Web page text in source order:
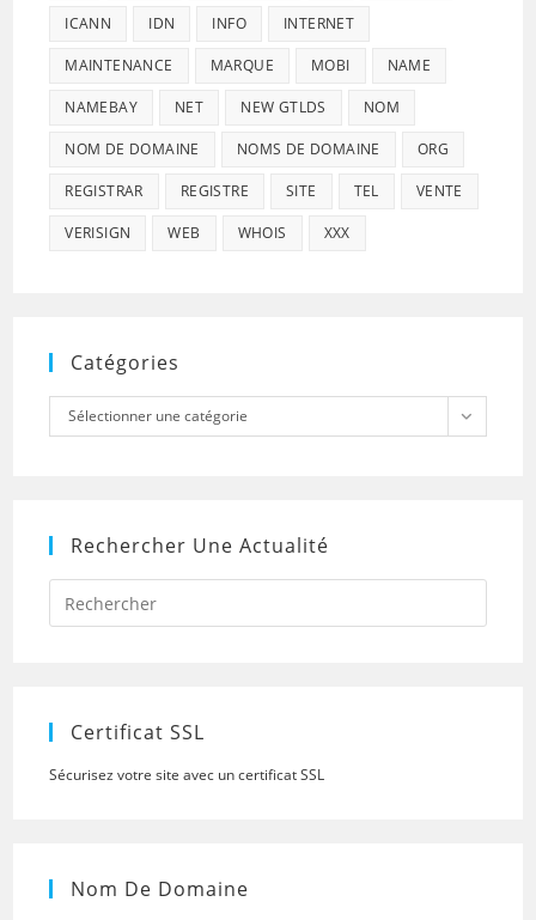
ICANN IDN INFO INTERNET
MAINTENANCE MARQUE MOBI NAME
NAMEBAY NET NEW GTLDS NOM
NOM DE DOMAINE NOMS DE DOMAINE ORG
REGISTRAR REGISTRE SITE TEL VENTE
VERISIGN WEB WHOIS XXX
Catégories
Catégories
Sélectionner une catégorie
Rechercher Une Actualité
Press
to
Certificat SSL
Sécurisez votre site avec un certificat SSL
Nom De Domaine